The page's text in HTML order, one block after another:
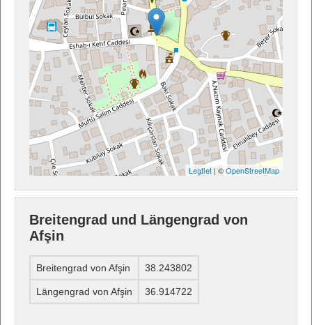
Leaflet| ©OpenStreetMap
Breitengrad und Längengrad von
Afşin
Breitengrad von Afşin 38.243802
Längengrad von Afşin 36.914722